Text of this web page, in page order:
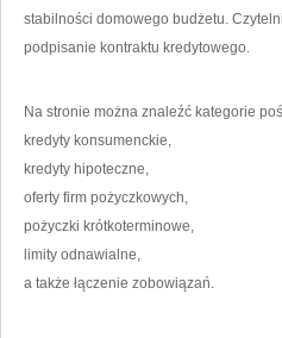
stabilności domowego budżetu.
podpisanie kontraktu kredytowego.
Na stronie można znaleźć kategorie
kredyty konsumenckie,
kredyty hipoteczne,
oferty firm pożyczkowych,
pożyczki krótkoterminowe,
limity odnawialne,
a także łączenie zobowiązań.